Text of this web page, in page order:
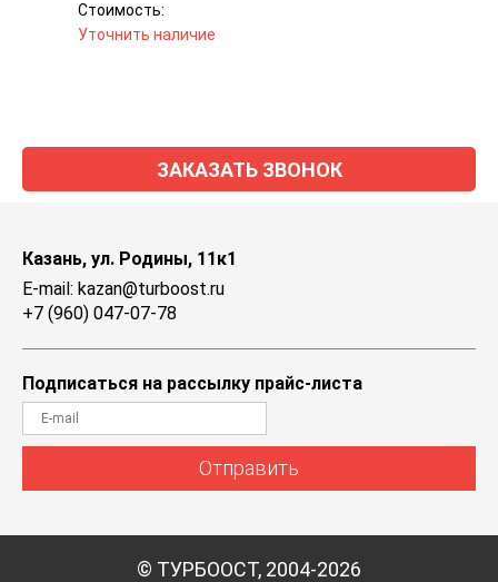
Стоимость:
Уточнить наличие
ЗАКАЗАТЬ ЗВОНОК
Казань, ул. Родины, 11к1
E-mail: kazan@turboost.ru
+7 (960) 047-07-78
Подписаться на рассылку прайс-листа
Отправить
© ТУРБООСТ, 2004-2026